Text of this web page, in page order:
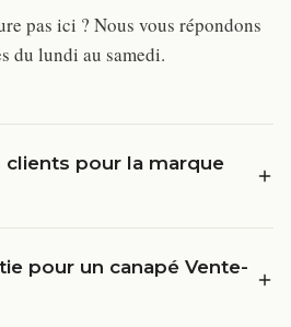
pas ici ? Nous vous répondons
du lundi au samedi.
clients pour la marque
pour un canapé Vente-